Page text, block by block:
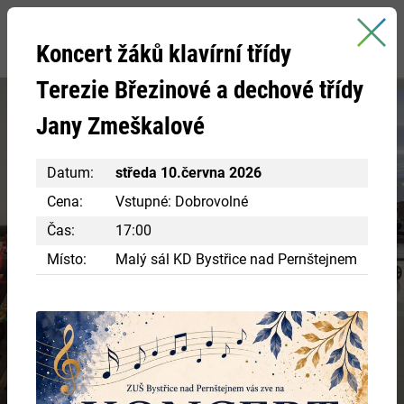
oficiální stránky města
Navštivte centrum Eden
Chcete si vyzkoušet různá řemesla ve starobylých
chaloupkách? Nakouknout do panského bydlení?
VÍCE INFORMACÍ
Koncert žáků klavírní třídy
Terezie Březinové a dechové třídy
Jany Zmeškalové
Datum:
středa 10.června 2026
Cena:
Vstupné: Dobrovolné
Čas:
17:00
Místo:
Malý sál KD Bystřice nad Pernštejnem